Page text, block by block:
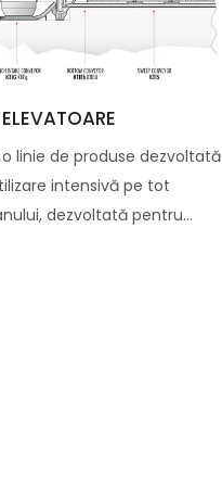
linie de produse dezvoltată
intensivă pe tot
dezvoltată pentru...